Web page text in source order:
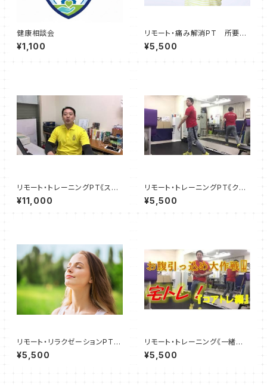
健康相談会
¥1,100
リモート・痛み解消PT 所要時
間20～30分
¥5,500
リモート・トレーニングPT《スタ
ンダードコース》所要時間50～
60分
¥11,000
リモート・トレーニングPT《クイ
ックコース》所要時間20～30分
¥5,500
リモート・リラクゼーションPT
所要時間20～30分
¥5,500
リモート・トレーニング《一緒に
お腹引っ込めプログラム！！》所
要時間20～30分
¥5,500